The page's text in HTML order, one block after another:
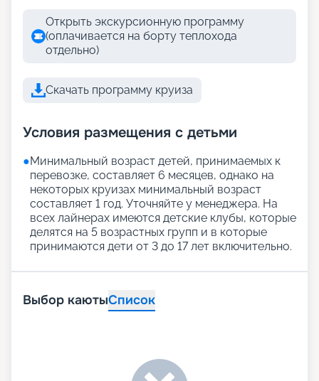
Открыть экскурсионную программу
(оплачивается на борту теплохода
отдельно)
Скачать программу круиза
Условия размещения с детьми
●Минимальный возраст детей, принимаемых к
перевозке, составляет 6 месяцев, однако на
некоторых круизах минимальный возраст
составляет 1 год. Уточняйте у менеджера. На
всех лайнерах имеются детские клубы, которые
делятся на 5 возрастных групп и в которые
принимаются дети от 3 до 17 лет включительно.
Выбор каютыСписок